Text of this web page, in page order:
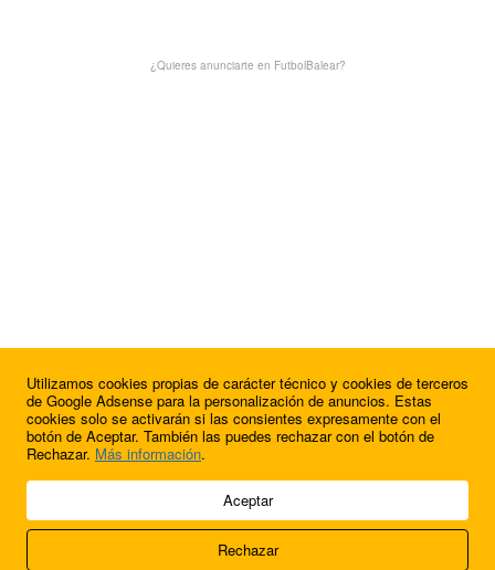
¿Quieres anunciarte en FutbolBalear?
¿Quieres anunciarte en FutbolBalear?
© 2009 - 2026 Soluciones Corporativas IP, SL.
Acerca de nosotros
Utilizamos cookies propias de carácter técnico y cookies de terceros
de Google Adsense para la personalización de anuncios. Estas
cookies solo se activarán si las consientes expresamente con el
botón de Aceptar. También las puedes rechazar con el botón de
Rechazar. Más información.
Aceptar
Rechazar